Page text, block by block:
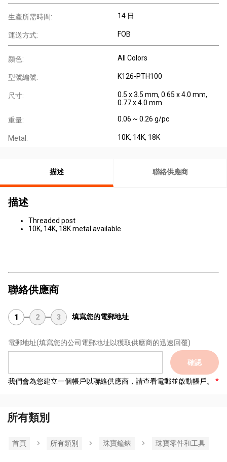
生產所需時間: 14 日
運送方式: FOB
颜色: All Colors
型號編號: K126-PTH100
尺寸:
0.5 x 3.5 mm, 0.65 x 4.0 mm,
0.77 x 4.0 mm
重量: 0.06 ~ 0.26 g/pc
Metal: 10K, 14K, 18K
描述 聯絡供應商
描述
Threaded post
10K, 14K, 18K metal available
聯絡供應商
1 2 3 填寫您的電郵地址
電郵地址(填寫您的公司電郵地址以獲取供應商的迅速回覆)
確認
我們會為您建立一個帳戶以聯絡供應商，請查看電郵並啟動帳戶。
所有類別
首頁 所有類別 珠寶鐘錶 珠寶零件和工具